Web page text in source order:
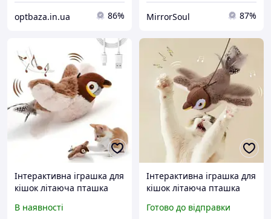
optbaza.in.ua 86% MirrorSoul 87%
Інтерактивна іграшка для
кішок літаюча пташка
махає крилами
В наявності
Інтерактивна іграшка для
кішок літаюча пташка
махає крилами RQ-17
Готово до відправки